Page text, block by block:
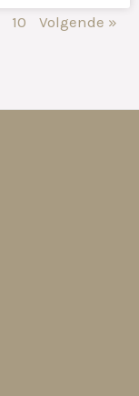
10 Volgende »